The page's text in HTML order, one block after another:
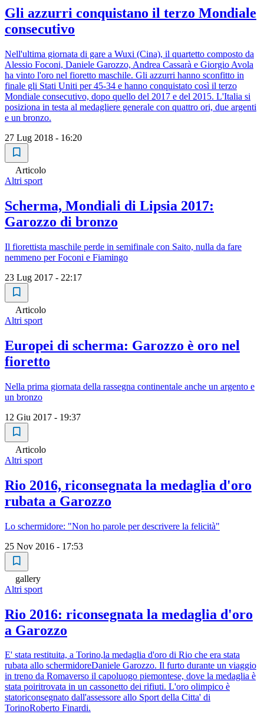
Gli azzurri conquistano il terzo Mondiale
consecutivo
Nell'ultima giornata di gare a Wuxi (Cina), il quartetto composto da
Alessio Foconi, Daniele Garozzo, Andrea Cassarà e Giorgio Avola
ha vinto l'oro nel fioretto maschile. Gli azzurri hanno sconfitto in
finale gli Stati Uniti per 45-34 e hanno conquistato così il terzo
Mondiale consecutivo, dopo quello del 2017 e del 2015. L'Italia si
posiziona in testa al medagliere generale con quattro ori, due argenti
e un bronzo.
27 Lug 2018 - 16:20
Articolo
Altri sport
Scherma, Mondiali di Lipsia 2017:
Garozzo di bronzo
Il fiorettista maschile perde in semifinale con Saito, nulla da fare
nemmeno per Foconi e Fiamingo
23 Lug 2017 - 22:17
Articolo
Altri sport
Europei di scherma: Garozzo è oro nel
fioretto
Nella prima giornata della rassegna continentale anche un argento e
un bronzo
12 Giu 2017 - 19:37
Articolo
Altri sport
Rio 2016, riconsegnata la medaglia d'oro
rubata a Garozzo
Lo schermidore: "Non ho parole per descrivere la felicità"
25 Nov 2016 - 17:53
gallery
Altri sport
Rio 2016: riconsegnata la medaglia d'oro
a Garozzo
E' stata restituita, a Torino,la medaglia d'oro di Rio che era stata
rubata allo schermidoreDaniele Garozzo. Il furto durante un viaggio
in treno da Romaverso il capoluogo piemontese, dove la medaglia è
stata poiritrovata in un cassonetto dei rifiuti. L'oro olimpico è
statoriconsegnato dall'assessore allo Sport della Citta' di
TorinoRoberto Finardi.